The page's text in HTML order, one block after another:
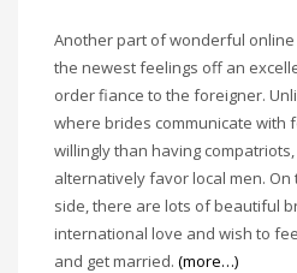
Another part of wonderful
the newest feelings off an
order fiance to the foreigner.
where brides communicate with
willingly than having
alternatively favor local men.
side, there are lots of beautiful
international love and wish to
and get married. (more…)